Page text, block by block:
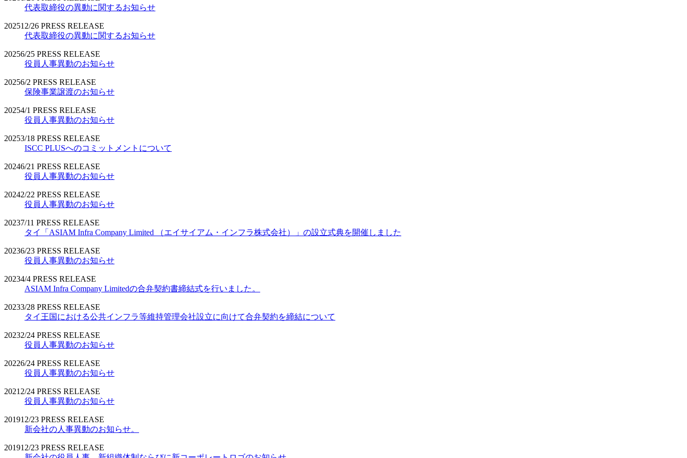
代表取締役の異動に関するお知らせ
202512/26 PRESS RELEASE
代表取締役の異動に関するお知らせ
20256/25 PRESS RELEASE
役員人事異動のお知らせ
20256/2 PRESS RELEASE
保険事業譲渡のお知らせ
20254/1 PRESS RELEASE
役員人事異動のお知らせ
20253/18 PRESS RELEASE
ISCC PLUSへのコミットメントについて
20246/21 PRESS RELEASE
役員人事異動のお知らせ
20242/22 PRESS RELEASE
役員人事異動のお知らせ
20237/11 PRESS RELEASE
タイ「ASIAM Infra Company Limited （エイサイアム・インフラ株式会社）」の設立式典を開催しました
20236/23 PRESS RELEASE
役員人事異動のお知らせ
20234/4 PRESS RELEASE
ASIAM Infra Company Limitedの合弁契約書締結式を行いました。
20233/28 PRESS RELEASE
タイ王国における公共インフラ等維持管理会社設立に向けて合弁契約を締結について
20232/24 PRESS RELEASE
役員人事異動のお知らせ
20226/24 PRESS RELEASE
役員人事異動のお知らせ
2021 2/24 PRESS RELEASE
役員人事異動のお知らせ
201912/23 PRESS RELEASE
新会社の人事異動のお知らせ。
201912/23 PRESS RELEASE